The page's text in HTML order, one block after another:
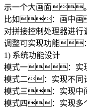
示一个大画面
比如：画中
对拼接控制处理器进
调整可实现功能：
1) 系统功能设计
模式一：实
模式二：实现不同
模式三：实现中
模式四：实现多